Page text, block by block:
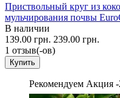
Приствольный круг из
мульчирования почвы
В наличии
139.00 грн. 239.00 грн.
1 отзыв(-ов)
Купить
Рекомендуем Акция -